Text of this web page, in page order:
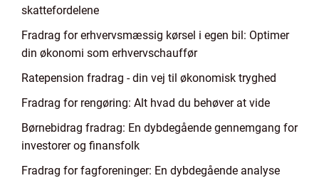
skattefordelene
Fradrag for erhvervsmæssig kørsel i egen bil: Optimer
din økonomi som erhvervschauffør
Ratepension fradrag - din vej til økonomisk tryghed
Fradrag for rengøring: Alt hvad du behøver at vide
Børnebidrag fradrag: En dybdegående gennemgang for
investorer og finansfolk
Fradrag for fagforeninger: En dybdegående analyse